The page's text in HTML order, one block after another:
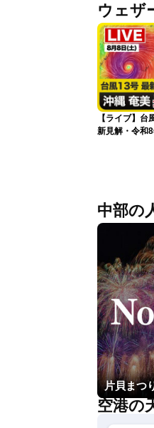
ウェザ
【ライブ】
新見解・令和
中部の
空港の